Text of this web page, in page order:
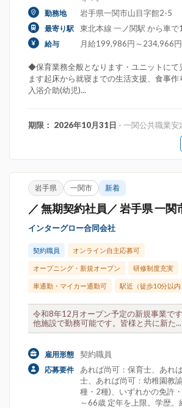
勤務地 岩手県一関市山目字館2-5
最寄り駅 東北本線 一ノ関駅 から車で
給与 月給199,986円～234,966円
◆保育業務全般となります・ユニットにて
ます起床から就寝までの生活支援、食事作
入浴介助(幼児)...
期限： 2026年10月31日 - 一関公共職業安
岩手県 一関市 新着
／ 無期契約社員／ 岩手県 一関
インターグロー合同会社
契約職員 オンライン自主応募可
オープニング・新規オープン 研修制度充実
車通勤・マイカー通勤可 駅近（徒歩10分以内
令和8年12月オープン予定の新規事業です
他施設で勤務可能です。皆様と共に新た...
雇用形態 契約職員
応募要件
あれば尚可：保育士、あれ
士、あれば尚可：幼稚園教
種・2種)、いずれかの免許
～66歳 定年を上限。学歴。